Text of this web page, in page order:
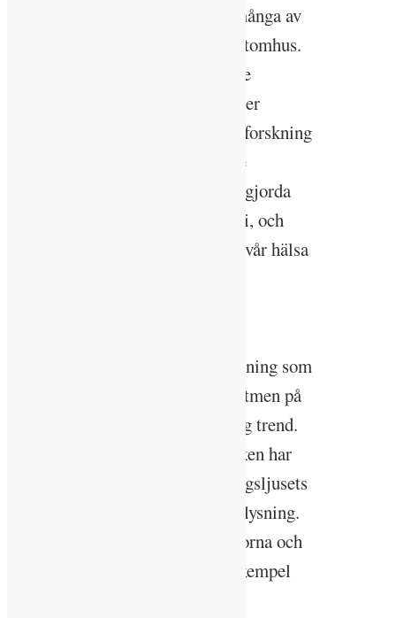
moderna samhälle är det också många av
oss som vistas mer inomhus än utomhus.
Det gör att vi inte bara får mindre
dagsljus, vi exponeras även för mer
konstgjord belysning. Senare års forskning
har allt mer pekat på hur den inre
dygnsrytmen rubbas av den konstgjorda
belysning som vi dagligen vistas i, och
som i förlängningen kan påverka vår hälsa
Inom belysningssektorn har belysning som
är utgår utifrån den cirkadiska rytmen på
senare år seglat upp som en tydlig trend.
Utvecklingen av belysningstekniken har
gjort det möjligt att efterlikna dagsljusets
naturliga variationer via LED-belysning.
De nya lysdiodsbaserade ljuskällorna och
mer avancerad styrning har till exempel